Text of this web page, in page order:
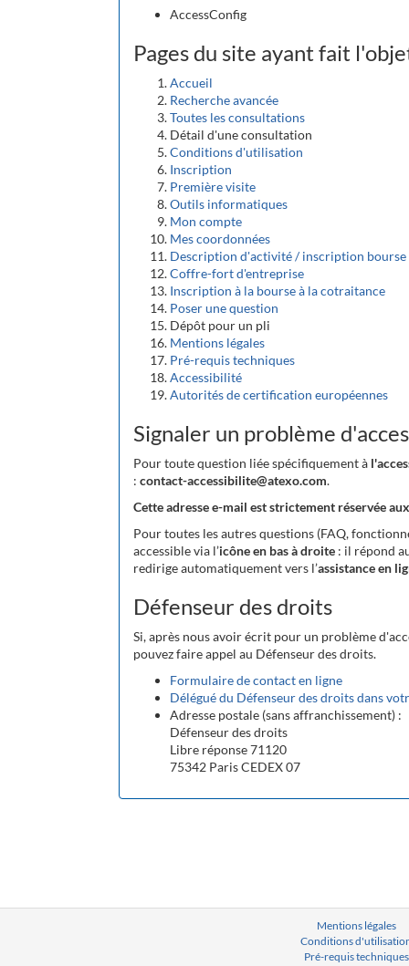
AccessConfig
Pages du site ayant fait
Accueil
Recherche avancée
Toutes les consultations
Détail d'une consultation
Conditions d'utilisation
Inscription
Première visite
Outils informatiques
Mon compte
Mes coordonnées
Description d'activité / inscription bourse
Coffre-fort d'entreprise
Inscription à la bourse à la cotraitance
Poser une question
Dépôt pour un pli
Mentions légales
Pré-requis techniques
Accessibilité
Autorités de certification européennes
Signaler un problème
Pour toute question liée spécifiquement à
: contact-accessibilite@atexo.com.
Cette adresse e-mail est strictement réservée
Pour toutes les autres questions (FAQ,
accessible via l’icône en bas à droite : il répond
redirige automatiquement vers l’assistance en
Défenseur des droits
Si, après nous avoir écrit pour un problème
pouvez faire appel au Défenseur des droits.
Formulaire de contact en ligne
Délégué du Défenseur des droits dans
Adresse postale (sans affranchissement) :
Défenseur des droits
Libre réponse 71120
75342 Paris CEDEX 07
Mentions légales
Conditions
Pré-requis techniques